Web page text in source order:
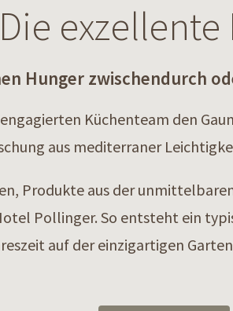
Die exzellente
Hunger zwischendurch
Küchenteam den
aus mediterraner
Produkte aus der
Pollinger. So entsteht ein
auf der einzigartigen